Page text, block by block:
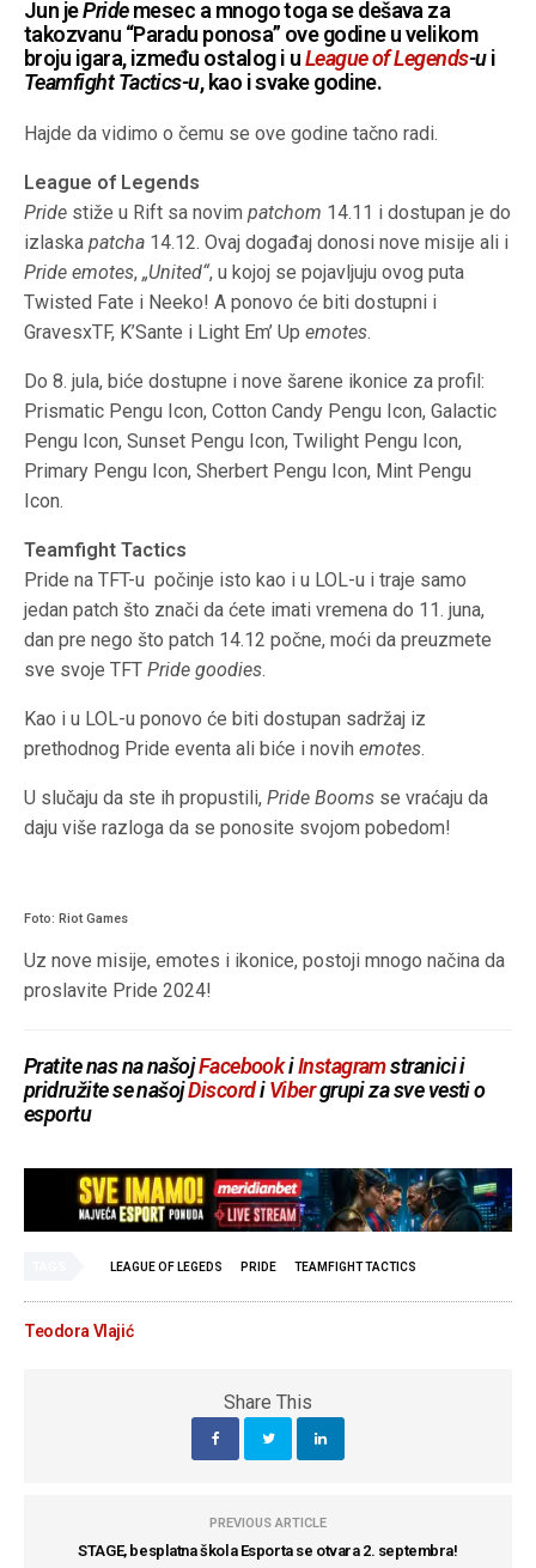
Jun jePridemesec a mnogo toga se dešava za
takozvanu “Paradu ponosa” ove godine u velikom
broju igara, između ostalog i uLeague of Legends-ui
Teamfight Tactics-u, kao i svake godine.
Hajde da vidimo o čemu se ove godine tačno radi.
League of Legends
Pride stiže u Rift sa novimpatchom 14.11 i dostupan je do
izlaskapatcha 14.12. Ovaj događaj donosi nove misije ali i
Pride emotes,„United“, u kojoj se pojavljuju ovog puta
Twisted Fate i Neeko! A ponovo će biti dostupni i
GravesxTF, K’Sante i Light Em’ Upemotes.
Do 8. jula, biće dostupne i nove šarene ikonice za profil:
Prismatic Pengu Icon, Cotton Candy Pengu Icon, Galactic
Pengu Icon, Sunset Pengu Icon, Twilight Pengu Icon,
Primary Pengu Icon, Sherbert Pengu Icon, Mint Pengu
Icon.
Teamfight Tactics
Pride na TFT-u počinje isto kao i u LOL-u i traje samo
jedan patch što znači da ćete imati vremena do 11. juna,
dan pre nego što patch 14.12 počne, moći da preuzmete
sve svoje TFTPride goodies.
Kao i u LOL-u ponovo će biti dostupan sadržaj iz
prethodnog Pride eventa ali biće i novihemotes.
U slučaju da ste ih propustili,Pride Booms se vraćaju da
daju više razloga da se ponosite svojom pobedom!
Foto: Riot Games
Uz nove misije, emotes i ikonice, postoji mnogo načina da
proslavite Pride 2024!
Pratite nas na našojFacebookiInstagramstranici i
pridružite se našojDiscordiVibergrupi za sve vesti o
esportu
LEAGUE OF LEGEDS PRIDE TEAMFIGHT TACTICS
Teodora Vlajić
Share This
PREVIOUS ARTICLE
STAGE, besplatna škola Esporta se otvara 2. septembra!